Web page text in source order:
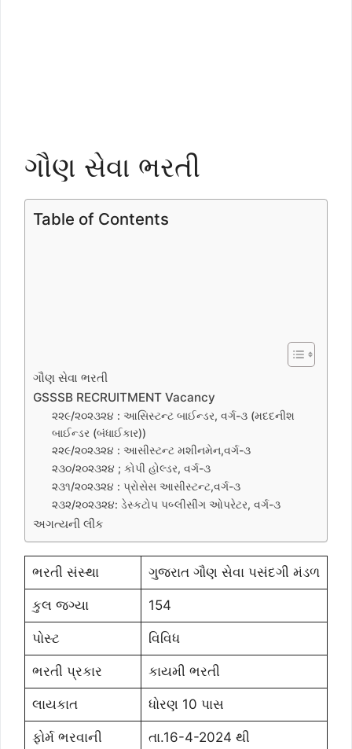
ગૌણ સેવા ભરતી
Table of Contents
ગૌણ સેવા ભરતી
GSSSB RECRUITMENT Vacancy
૨૨૯/૨૦૨૩૨૪ : આસિસ્ટન્ટ બાઈન્ડર, વર્ગ-૩ (મદદનીશ
બાઈન્ડર (બંધાઈકાર))
૨૨૯/૨૦૨૩૨૪ : આસીસ્ટન્ટ મશીનમેન,વર્ગ-૩
૨૩૦/૨૦૨૩૨૪ ; કોપી હોલ્ડર, વર્ગ-૩
૨૩૧/૨૦૨૩૨૪ : પ્રોસેસ આસીસ્ટન્ટ,વર્ગ-૩
૨૩૨/૨૦૨૩૨૪: ડેસ્કટોપ પબ્લીસીંગ ઓપરેટર, વર્ગ-૩
અગત્યની લીંક
ભરતી સંસ્થા ગુજરાત ગૌણ સેવા પસંદગી મંડળ
કુલ જગ્યા 154
પોસ્ટ વિવિધ
ભરતી પ્રકાર કાયમી ભરતી
લાયકાત ધોરણ 10 પાસ
ફોર્મ ભરવાની તા.16-4-2024 થી